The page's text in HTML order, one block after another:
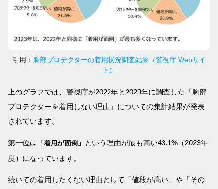
引用： 胸部プロテクターの着用状況調査結果（警視庁 Webサイ
ト）
上のグラフでは、警視庁が2022年と2023年に調査した「胸部
プロテクターを着用しない理由」についての集計結果が発表
されています。
第一位は 「着用が面倒」 という理由が最も高い43.1%（2023年
度）になっています。
続いての着用したくない理由として「値段が高い」や「その